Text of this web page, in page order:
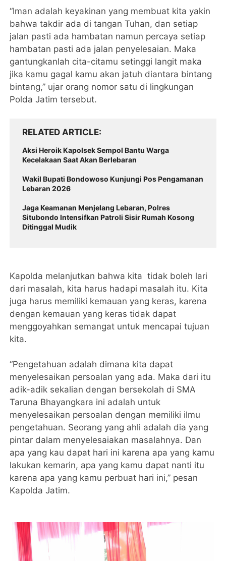
“Iman adalah keyakinan yang membuat kita yakin
bahwa takdir ada di tangan Tuhan, dan setiap
jalan pasti ada hambatan namun percaya setiap
hambatan pasti ada jalan penyelesaian. Maka
gantungkanlah cita-citamu setinggi langit maka
jika kamu gagal kamu akan jatuh diantara bintang
bintang,” ujar orang nomor satu di lingkungan
Polda Jatim tersebut.
RELATED ARTICLE
Aksi Heroik Kapolsek Sempol Bantu Warga
Kecelakaan Saat Akan Berlebaran
Wakil Bupati Bondowoso Kunjungi Pos Pengamanan
Lebaran 2026
Jaga Keamanan Menjelang Lebaran, Polres
Situbondo Intensifkan Patroli Sisir Rumah Kosong
Ditinggal Mudik
Kapolda melanjutkan bahwa kita tidak boleh lari
dari masalah, kita harus hadapi masalah itu. Kita
juga harus memiliki kemauan yang keras, karena
dengan kemauan yang keras tidak dapat
menggoyahkan semangat untuk mencapai tujuan
kita.
“Pengetahuan adalah dimana kita dapat
menyelesaikan persoalan yang ada. Maka dari itu
adik-adik sekalian dengan bersekolah di SMA
Taruna Bhayangkara ini adalah untuk
menyelesaikan persoalan dengan memiliki ilmu
pengetahuan. Seorang yang ahli adalah dia yang
pintar dalam menyelesaiakan masalahnya. Dan
apa yang kau dapat hari ini karena apa yang kamu
lakukan kemarin, apa yang kamu dapat nanti itu
karena apa yang kamu perbuat hari ini,” pesan
Kapolda Jatim.